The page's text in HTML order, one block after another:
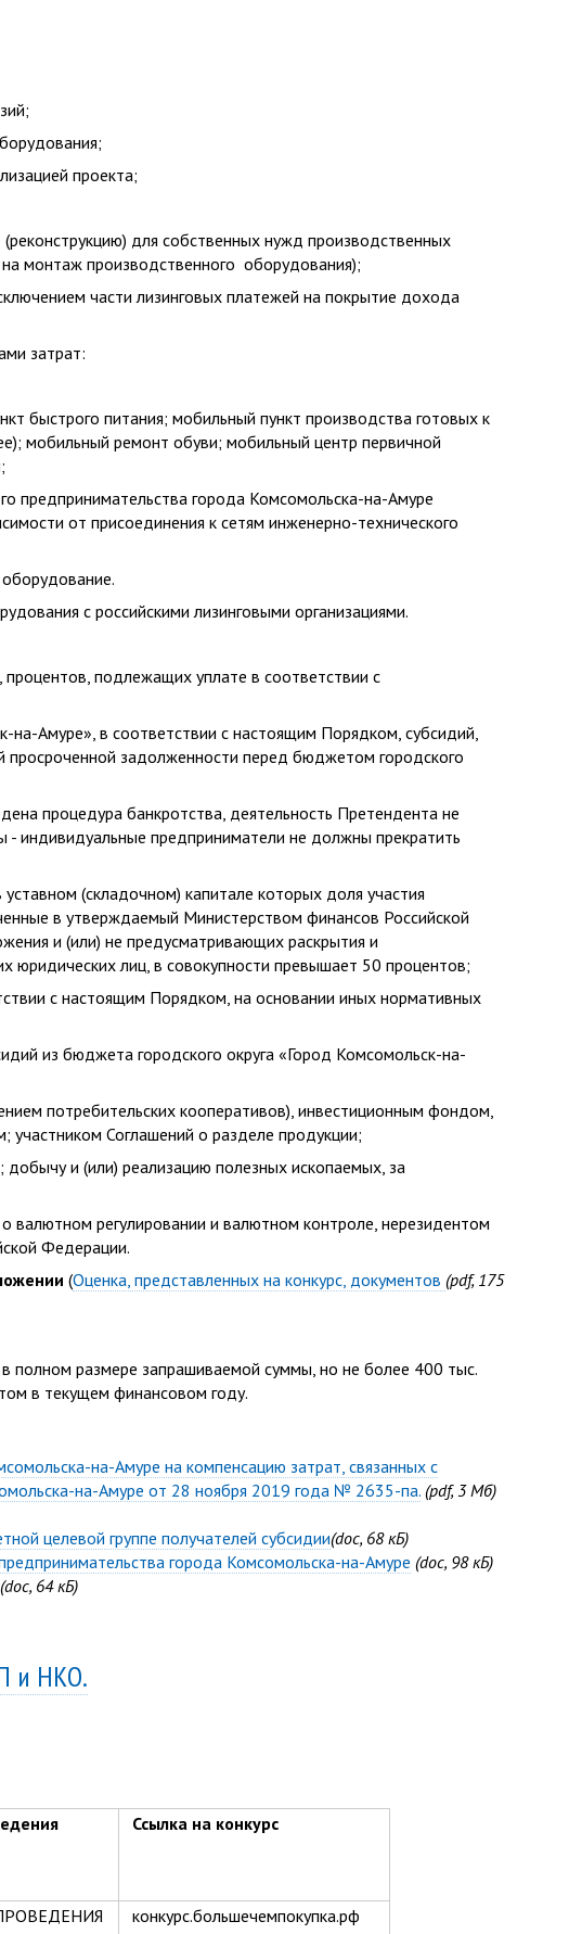
проекта;
для собственных нужд производственных
монтаж производственного оборудования);
части лизинговых платежей на покрытие дохода
затрат:
быстрого питания; мобильный пункт производства готовых к
мобильный ремонт обуви; мобильный центр первичной
предпринимательства города Комсомольска-на-Амуре
от присоединения к сетям инженерно-технического
с российскими лизинговыми организациями.
подлежащих уплате в соответствии с
на-Амуре», в соответствии с настоящим Порядком, субсидий,
задолженности перед бюджетом городского
процедура банкротства, деятельность Претендента не
индивидуальные предприниматели не должны прекратить
(складочном) капитале которых доля участия
в утверждаемый Министерством финансов Российской
и (или) не предусматривающих раскрытия и
лиц, в совокупности превышает 50 процентов;
с настоящим Порядком, на основании иных нормативных
из бюджета городского округа «Город Комсомольск-на-
потребительских кооперативов), инвестиционным фондом,
Соглашений о разделе продукции;
и (или) реализацию полезных ископаемых, за
валютном регулировании и валютном контроле, нерезидентом
Федерации.
(Оценка, представленных на конкурс, документов (pdf, 175
полном размере запрашиваемой суммы, но не более 400 тыс.
в текущем финансовом году.
на-Амуре на компенсацию затрат, связанных с
на-Амуре от 28 ноября 2019 года № 2635-па. (pdf, 3 Мб)
целевой группе получателей субсидии(doc, 68 кБ)
города Комсомольска-на-Амуре (doc, 98 кБ)
(doc, 64 кБ)
и НКО.
Ссылка на конкурс
конкурс.большечемпокупка.рф